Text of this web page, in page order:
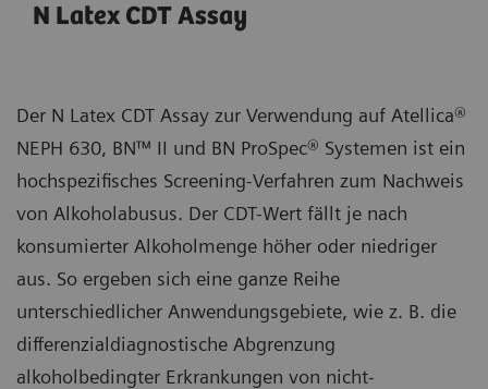
N Latex CDT Assay
Der N Latex CDT Assay zur Verwendung auf Atellica®
NEPH 630, BN™ II und BN ProSpec® Systemen ist ein
hochspezifisches Screening-Verfahren zum Nachweis
von Alkoholabusus. Der CDT-Wert fällt je nach
konsumierter Alkoholmenge höher oder niedriger
aus. So ergeben sich eine ganze Reihe
unterschiedlicher Anwendungsgebiete, wie z. B. die
differenzialdiagnostische Abgrenzung
alkoholbedingter Erkrankungen von nicht-